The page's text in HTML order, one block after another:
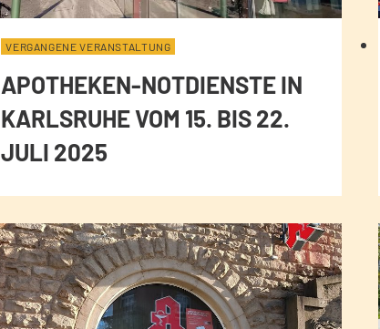
VERGANGENE VERANSTALTUNG
APOTHEKEN-NOTDIENSTE IN
KARLSRUHE VOM 15. BIS 22.
JULI 2025